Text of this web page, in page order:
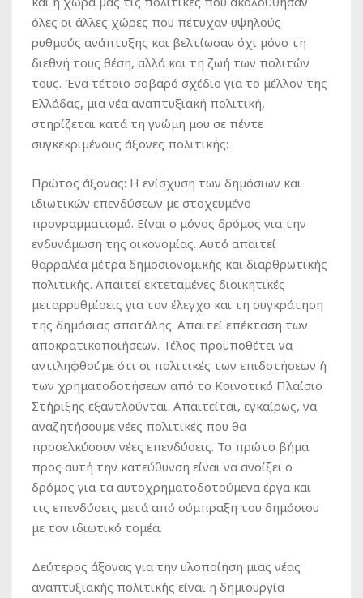
όλες οι άλλες χώρες που πέτυχαν υψηλούς
ρυθμούς ανάπτυξης και βελτίωσαν όχι μόνο τη
διεθνή τους θέση, αλλά και τη ζωή των πολιτών
τους. Ένα τέτοιο σοβαρό σχέδιο για το μέλλον της
Ελλάδας, μια νέα αναπτυξιακή πολιτική,
στηρίζεται κατά τη γνώμη μου σε πέντε
συγκεκριμένους άξονες πολιτικής:
Πρώτος άξονας: Η ενίσχυση των δημόσιων και
ιδιωτικών επενδύσεων με στοχευμένο
προγραμματισμό. Είναι ο μόνος δρόμος για την
ενδυνάμωση της οικονομίας. Αυτό απαιτεί
θαρραλέα μέτρα δημοσιονομικής και διαρθρωτικής
πολιτικής. Απαιτεί εκτεταμένες διοικητικές
μεταρρυθμίσεις για τον έλεγχο και τη συγκράτηση
της δημόσιας σπατάλης. Απαιτεί επέκταση των
αποκρατικοποιήσεων. Τέλος προϋποθέτει να
αντιληφθούμε ότι οι πολιτικές των επιδοτήσεων ή
των χρηματοδοτήσεων από το Κοινοτικό Πλαίσιο
Στήριξης εξαντλούνται. Απαιτείται, εγκαίρως, να
αναζητήσουμε νέες πολιτικές που θα
προσελκύσουν νέες επενδύσεις. Το πρώτο βήμα
προς αυτή την κατεύθυνση είναι να ανοίξει ο
δρόμος για τα αυτοχρηματοδοτούμενα έργα και
τις επενδύσεις μετά από σύμπραξη του δημόσιου
με τον ιδιωτικό τομέα.
Δεύτερος άξονας για την υλοποίηση μιας νέας
αναπτυξιακής πολιτικής είναι η δημιουργία